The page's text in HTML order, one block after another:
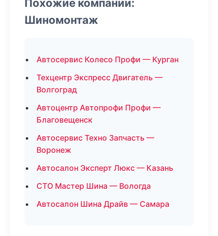
Похожие компании:
Шиномонтаж
Автосервис Колесо Профи — Курган
Техцентр Экспресс Двигатель —
Волгоград
Автоцентр Автопрофи Профи —
Благовещенск
Автосервис Техно Запчасть —
Воронеж
Автосалон Эксперт Люкс — Казань
СТО Мастер Шина — Вологда
Автосалон Шина Драйв — Самара